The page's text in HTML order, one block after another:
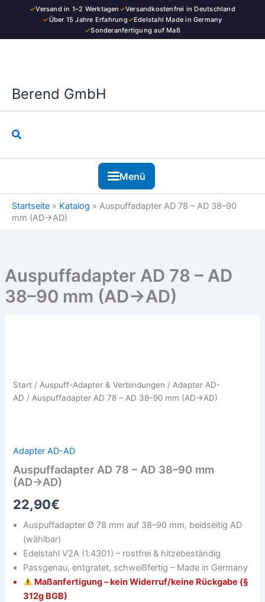
✓Versand in 1–2 Werktagen ✓Versandkostenfrei in Deutschland
✓Über 15 Jahre Erfahrung✓Edelstahl Made in Germany
✓Sonderanfertigung auf Maß
Berend GmbH
Suchen
Menü
Startseite » Katalog » Auspuffadapter AD 78 – AD 38–90
mm (AD→AD)
Auspuffadapter AD 78 – AD
38–90 mm (AD→AD)
Start / Auspuff-Adapter & Verbindungen / Adapter AD-
AD / Auspuffadapter AD 78 – AD 38–90 mm (AD→AD)
Adapter AD-AD
Auspuffadapter AD 78 – AD 38–90 mm
(AD→AD)
22,90€
Auspuffadapter Ø 78 mm auf 38–90 mm, beidseitig AD
(wählbar)
Edelstahl V2A (1.4301) – rostfrei & hitzebeständig
Passgenau, entgratet, schweißfertig – Made in Germany
Maßanfertigung – kein Widerruf/keine Rückgabe (§
312g BGB)
AD
38–